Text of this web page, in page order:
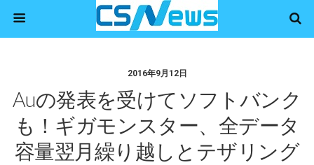
2016年9月12日
Auの発表を受けてソフトバンク
も！ギガモンスター、全データ
容量翌月繰り越しとテザリング